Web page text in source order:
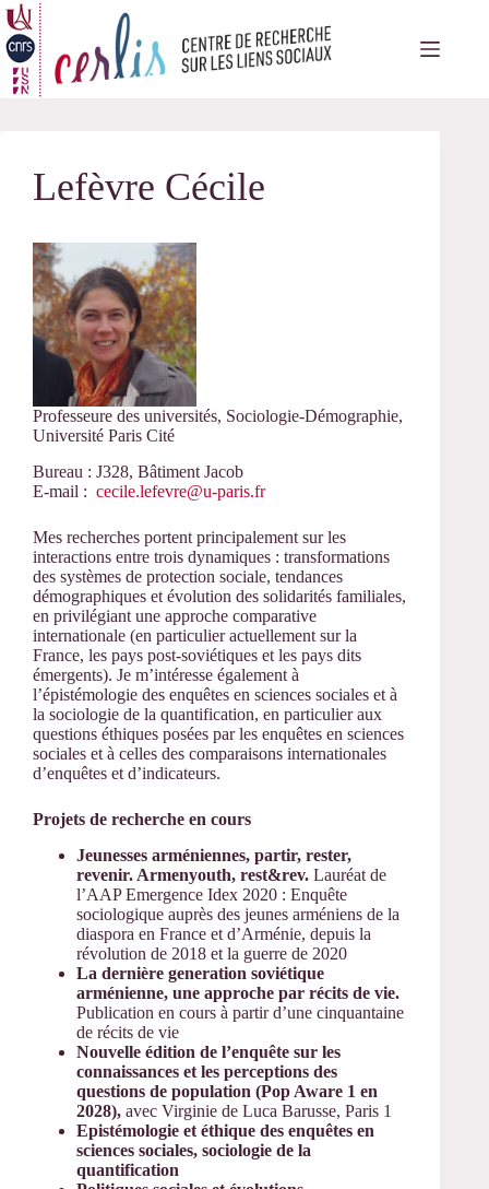
Passer
au
contenu
Lefèvre Cécile
Professeure des universités, Sociologie-Démographie,
Université Paris Cité
Bureau : J328, Bâtiment Jacob
E-mail : cecile.lefevre@u-paris.fr
Mes recherches portent principalement sur les
interactions entre trois dynamiques : transformations
des systèmes de protection sociale, tendances
démographiques et évolution des solidarités familiales,
en privilégiant une approche comparative
internationale (en particulier actuellement sur la
France, les pays post-soviétiques et les pays dits
émergents). Je m’intéresse également à
l’épistémologie des enquêtes en sciences sociales et à
la sociologie de la quantification, en particulier aux
questions éthiques posées par les enquêtes en sciences
sociales et à celles des comparaisons internationales
d’enquêtes et d’indicateurs.
Projets de recherche en cours
Jeunesses arméniennes, partir, rester,
revenir. Armenyouth, rest&rev. Lauréat de
l’AAP Emergence Idex 2020 : Enquête
sociologique auprès des jeunes arméniens de la
diaspora en France et d’Arménie, depuis la
révolution de 2018 et la guerre de 2020
La dernière generation soviétique
arménienne, une approche par récits de vie.
Publication en cours à partir d’une cinquantaine
de récits de vie
Nouvelle édition de l’enquête sur les
connaissances et les perceptions des
questions de population (Pop Aware 1 en
2028), avec Virginie de Luca Barusse, Paris 1
Epistémologie et éthique des enquêtes en
sciences sociales, sociologie de la
quantification